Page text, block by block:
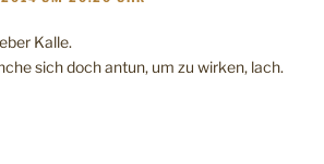
Kalle.
sich doch antun, um zu wirken, lach.